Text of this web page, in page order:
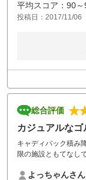
平均スコア：90～
投稿日：2017/11/06
総合評価
カジュアルなゴ
キャディバック積み
限の施設ともてなし
届いてグリーンも良
よっちゃんさん